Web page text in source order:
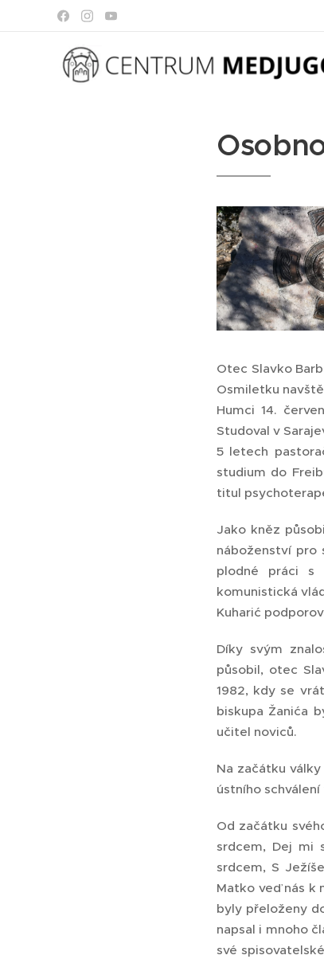
Otec Slavko
Osmiletku
Humci 14.
Studoval v
5 letech
studium do
titul
Jako kněz
náboženství pro
plodné práci s
komunistická
Kuharić
Díky svým
působil, otec
1982, kdy se
biskupa Žanića
učitel noviců.
Na začátku
ústního
Od začátku
srdcem, Dej mi
srdcem, S
Matko veď nás k
byly přeloženy
napsal i mnoho
své